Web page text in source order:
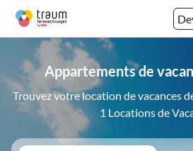
Appartements de
Trouvez votre location de vacances
1 Locations de